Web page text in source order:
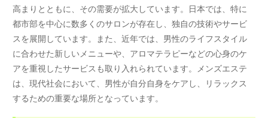
高まりとともに、その需要が拡大しています。日本では、特に
都市部を中心に数多くのサロンが存在し、独自の技術やサービ
スを展開しています。また、近年では、男性のライフスタイル
に合わせた新しいメニューや、アロマテラピーなどの心身のケ
アを重視したサービスも取り入れられています。メンズエステ
は、現代社会において、男性が自分自身をケアし、リラックス
するための重要な場所となっています。